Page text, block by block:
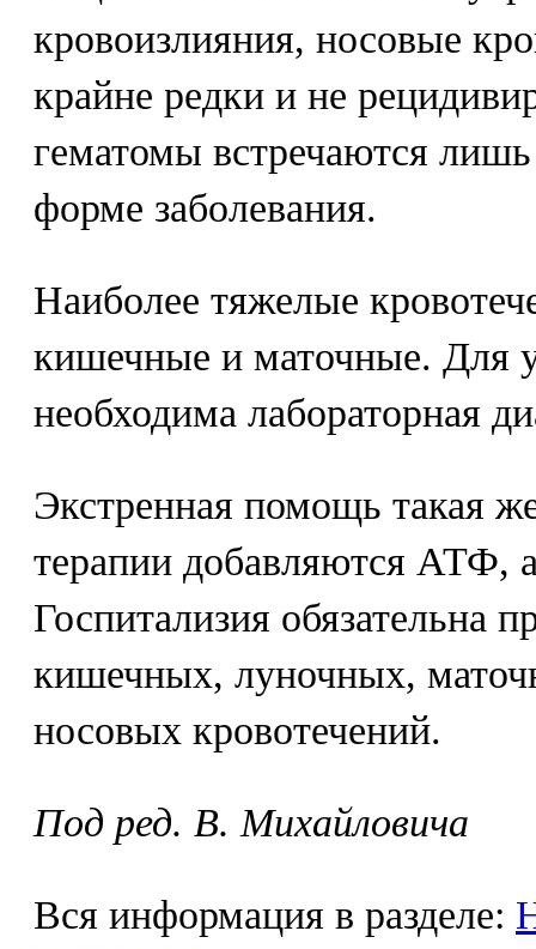
кровоизлияния, носовые
крайне редки и не
гематомы встречаются
форме заболевания.
Наиболее тяжелые
кишечные и маточные. Для
необходима лабораторная
Экстренная помощь такая
терапии добавляются АТФ,
Госпитализия обязательна
кишечных, луночных,
носовых кровотечений.
Под ред. В. Михайловича
Вся информация в разделе: